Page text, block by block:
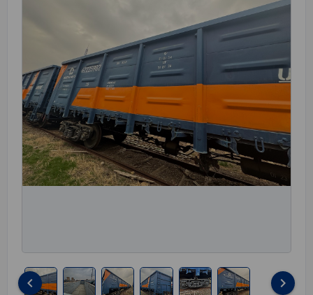
keyboard_arrow_left keyboard_arrow_right